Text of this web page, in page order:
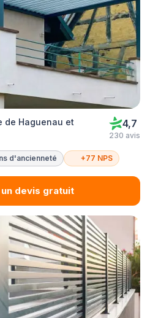
de Haguenau et
4,7
230 avis
d'ancienneté +77 NPS
devis gratuit